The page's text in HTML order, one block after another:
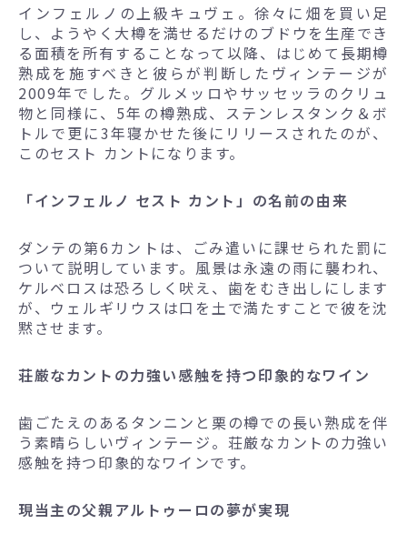
インフェルノの上級キュヴェ。徐々に畑を買い足
し、ようやく大樽を満せるだけのブドウを生産でき
る面積を所有することなって以降、はじめて長期樽
熟成を施すべきと彼らが判断したヴィンテージが
2009年でした。グルメッロやサッセッラのクリュ
物と同様に、5年の樽熟成、ステンレスタンク＆ボ
トルで更に3年寝かせた後にリリースされたのが、
このセスト カントになります。
「インフェルノ セスト カント」の名前の由来
ダンテの第6カントは、ごみ遣いに課せられた罰に
ついて説明しています。風景は永遠の雨に襲われ、
ケルベロスは恐ろしく吠え、歯をむき出しにします
が、ウェルギリウスは口を土で満たすことで彼を沈
黙させます。
荘厳なカントの力強い感触を持つ印象的なワイン
歯ごたえのあるタンニンと栗の樽での長い熟成を伴
う素晴らしいヴィンテージ。荘厳なカントの力強い
感触を持つ印象的なワインです。
現当主の父親アルトゥーロの夢が実現